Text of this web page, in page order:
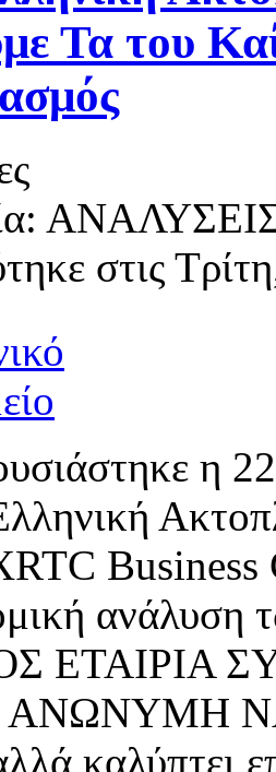
Τα του
στις
η
Business
ΕΤΑΙΡΙΑ
καλύπτει